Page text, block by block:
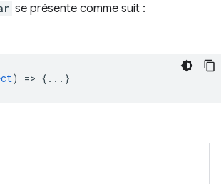
se présente comme suit :
) => {...}